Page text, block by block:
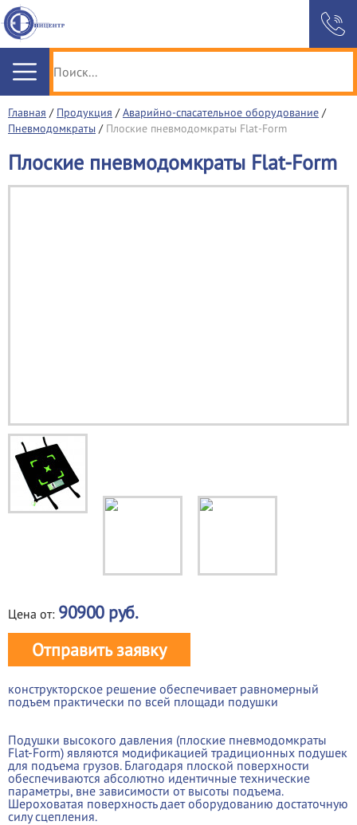
Главная / Продукция / Аварийно-спасательное оборудование /
Пневмодомкраты / Плоские пневмодомкраты Flat-Form
Плоские пневмодомкраты Flat-Form
Цена от: 90900руб.
Отправить заявку
конструкторское решение обеспечивает равномерный
подъем практически по всей площади подушки
Подушки высокого давления (плоские пневмодомкраты
Flat-Form) являются модификацией традиционных подушек
для подъема грузов. Благодаря плоской поверхности
обеспечиваются абсолютно идентичные технические
параметры, вне зависимости от высоты подъема.
Шероховатая поверхность дает оборудованию достаточную
силу сцепления.